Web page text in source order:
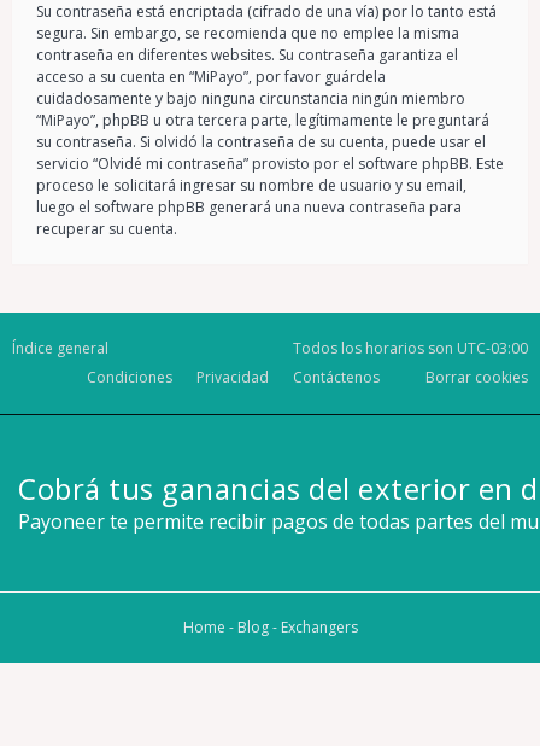
Su contraseña está encriptada (cifrado de una vía) por lo tanto está
segura. Sin embargo, se recomienda que no emplee la misma
contraseña en diferentes websites. Su contraseña garantiza el
acceso a su cuenta en “MiPayo”, por favor guárdela
cuidadosamente y bajo ninguna circunstancia ningún miembro
“MiPayo”, phpBB u otra tercera parte, legítimamente le preguntará
su contraseña. Si olvidó la contraseña de su cuenta, puede usar el
servicio “Olvidé mi contraseña” provisto por el software phpBB. Este
proceso le solicitará ingresar su nombre de usuario y su email,
luego el software phpBB generará una nueva contraseña para
recuperar su cuenta.
Índice general Todos los horarios son UTC-03:00
Borrar cookies
Contáctenos
Privacidad
Condiciones
Cobrá tus ganancias del exterior en
Payoneer te permite recibir pagos de todas partes del
Home - Blog- Exchangers